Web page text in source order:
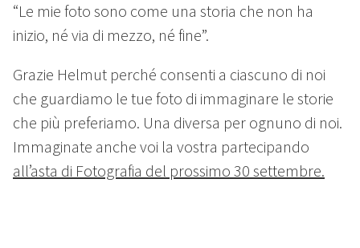
“Le mie foto sono come una storia che non ha
inizio, né via di mezzo, né fine”.
Grazie Helmut perché consenti a ciascuno di noi
che guardiamo le tue foto di immaginare le storie
che più preferiamo. Una diversa per ognuno di noi.
Immaginate anche voi la vostra partecipando
all’asta di Fotografia del prossimo 30 settembre.